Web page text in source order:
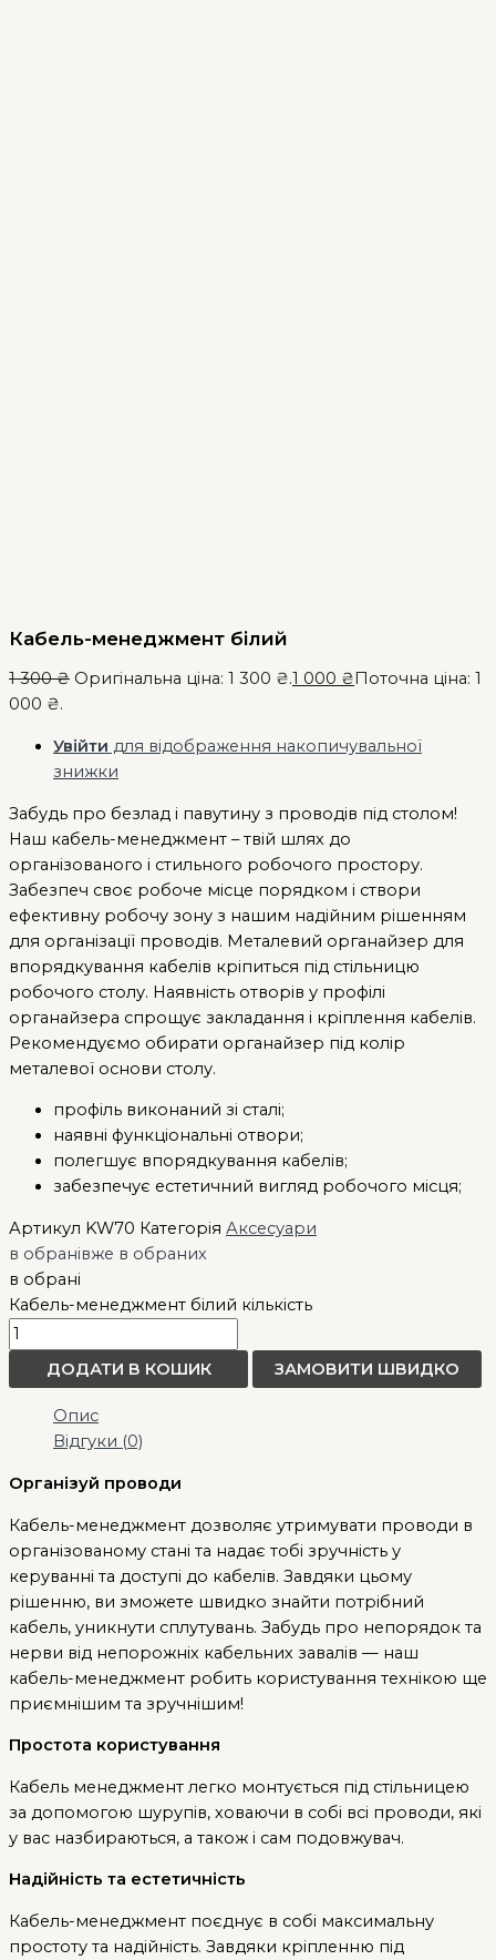
Кабель-менеджмент білий
1 300₴ Оригінальна ціна: 1 300 ₴.1 000 ₴ Поточна ціна: 1
000 ₴.
Увійти для відображення накопичувальної
знижки
Забудь про безлад і павутину з проводів під столом!
Наш кабель-менеджмент – твій шлях до
організованого і стильного робочого простору.
Забезпеч своє робоче місце порядком і створи
ефективну робочу зону з нашим надійним рішенням
для організації проводів. Металевий органайзер для
впорядкування кабелів кріпиться під стільницю
робочого столу. Наявність отворів у профілі
органайзера спрощує закладання і кріплення кабелів.
Рекомендуємо обирати органайзер під колір
металевої основи столу.
профіль виконаний зі сталі;
наявні функціональні отвори;
полегшує впорядкування кабелів;
забезпечує естетичний вигляд робочого місця;
Артикул KW70 Категорія Аксесуари
в обранівже в обраних
в обрані
Кабель-менеджмент білий кількість
ДОДАТИ В КОШИК ЗАМОВИТИ ШВИДКО
Опис
Відгуки (0)
Організуй проводи
Кабель-менеджмент дозволяє утримувати проводи в
організованому стані та надає тобі зручність у
керуванні та доступі до кабелів. Завдяки цьому
рішенню, ви зможете швидко знайти потрібний
кабель, уникнути сплутувань. Забудь про непорядок та
нерви від непорожніх кабельних завалів — наш
кабель-менеджмент робить користування технікою ще
приємнішим та зручнішим!
Простота користування
Кабель менеджмент легко монтується під стільницею
за допомогою шурупів, ховаючи в собі всі проводи, які
у вас назбираються, а також і сам подовжувач.
Надійність та естетичність
Кабель-менеджмент поєднує в собі максимальну
простоту та надійність. Завдяки кріпленню під